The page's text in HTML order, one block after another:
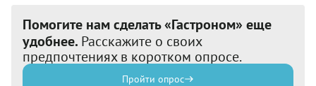
Помогите нам сделать «Гастроном» еще
удобнее. Расскажите о своих
предпочтениях в коротком опросе.
Пройти опрос